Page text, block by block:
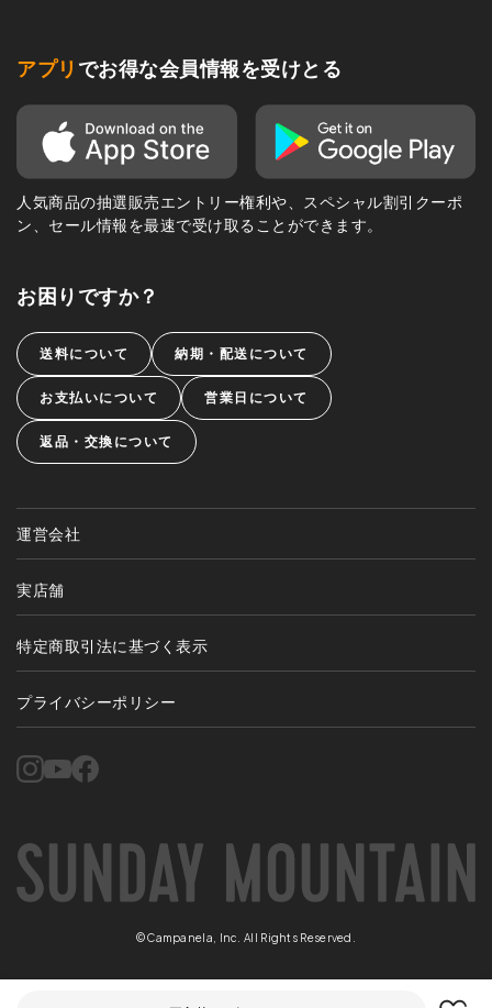
アプリ でお得な会員情報を受けとる
人気商品の抽選販売エントリー権利や、スペシャル割引クーポ
ン、セール情報を最速で受け取ることができます。
お困りですか？
送料について 納期・配送について
お支払いについて 営業日について
返品・交換について
運営会社
実店舗
特定商取引法に基づく表示
プライバシーポリシー
©Campanela, Inc. All Rights Reserved.